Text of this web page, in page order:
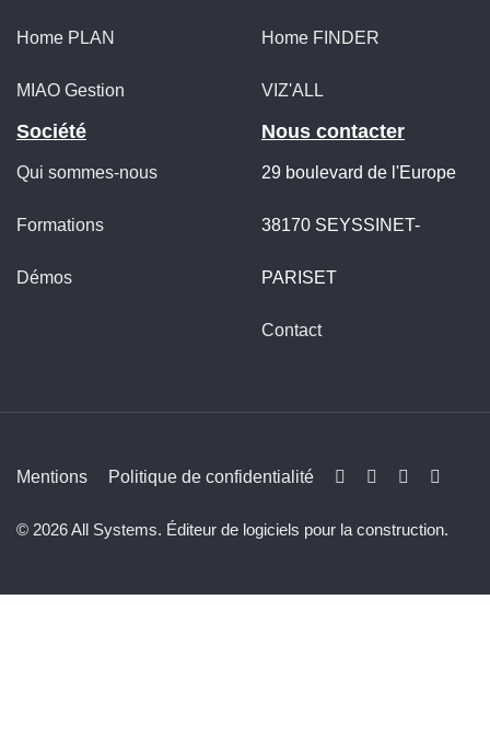
Home PLAN
MIAO Gestion
Home FINDER
VIZ'ALL
Société
Qui sommes-nous
Formations
Démos
Nous contacter
29 boulevard de l'Europe
38170 SEYSSINET-
PARISET
Contact
Mentions Politique de confidentialité
© 2026 All Systems. Éditeur de logiciels pour la construction.